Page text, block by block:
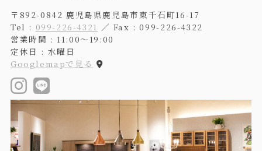
〒892-0842 鹿児島県鹿児島市東千石町16-17
Tel : 099-226-4321 ／ Fax : 099-226-4322
営業時間 : 11:00〜19:00
定休日 : 水曜日
Googlemapで見る